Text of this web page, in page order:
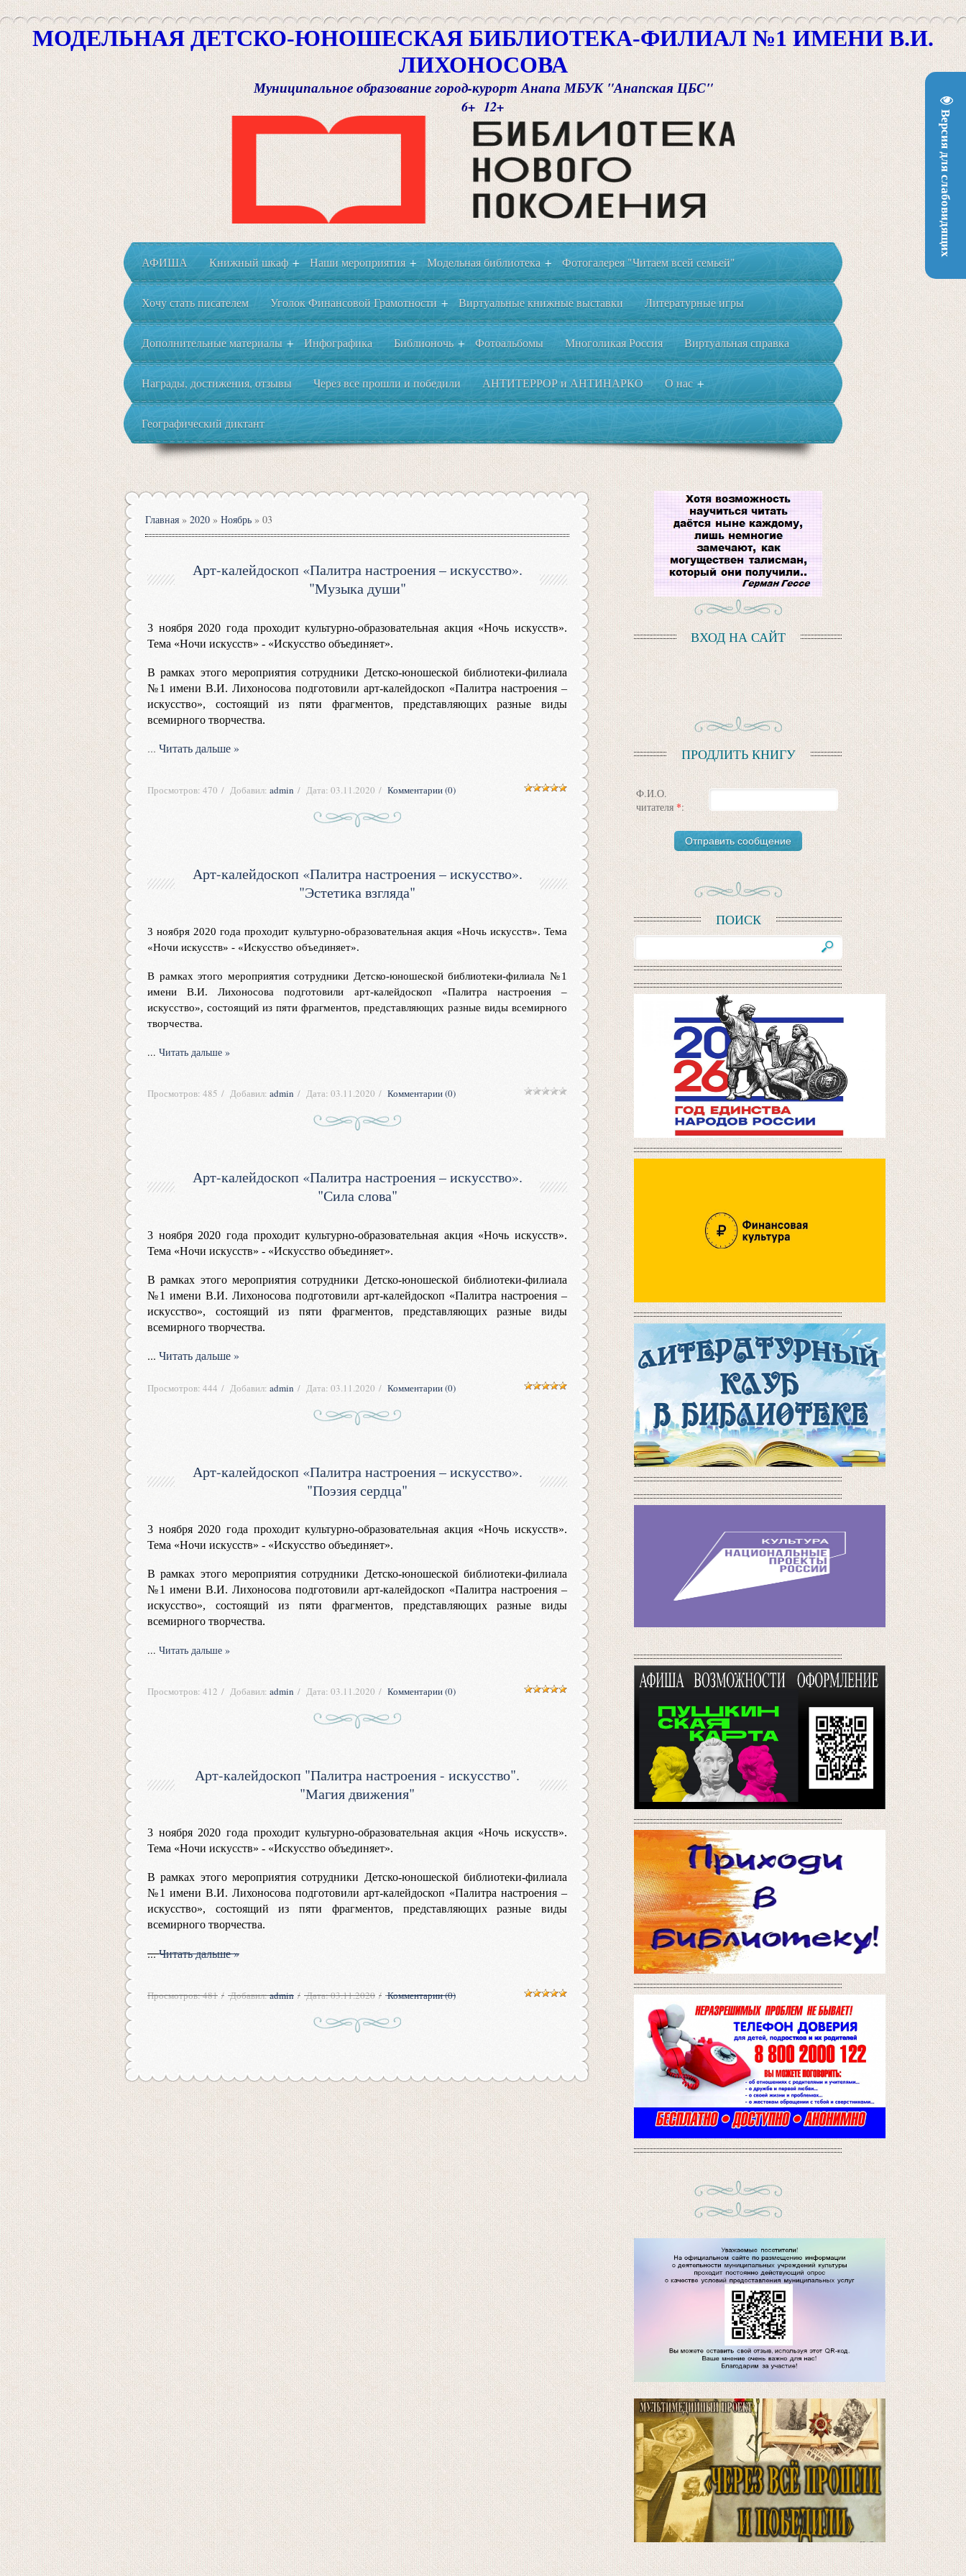
Версия для слабовидящих
МОДЕЛЬНАЯ ДЕТСКО-ЮНОШЕСКАЯ БИБЛИОТЕКА-ФИЛИАЛ №1 ИМЕНИ В.И.
ЛИХОНОСОВА
Муниципальное образование город-курорт Анапа МБУК "Анапская ЦБС"
6+ 12+
АФИША Книжный шкаф + Наши мероприятия + Модельная библиотека + Фотогалерея "Читаем всей семьей"
Хочу стать писателем Уголок Финансовой Грамотности + Виртуальные книжные выставки Литературные игры
Дополнительные материалы + Инфографика Библионочь + Фотоальбомы Многоликая Россия Виртуальная справка
Награды, достижения, отзывы Через все прошли и победили АНТИТЕРРОР и АНТИНАРКО О нас +
Географический диктант
Главная » 2020 » Ноябрь » 03
Арт-калейдоскоп «Палитра настроения – искусство».
"Музыка души"
3 ноября 2020 года проходит культурно-образовательная акция «Ночь искусств».
Тема «Ночи искусств» - «Искусство объединяет».
В рамках этого мероприятия сотрудники Детско-юношеской библиотеки-филиала
№1 имени В.И. Лихоносова подготовили арт-калейдоскоп «Палитра настроения –
искусство», состоящий из пяти фрагментов, представляющих разные виды
всемирного творчества.
... Читать дальше »
Просмотров: 470 Добавил: admin Дата: 03.11.2020 Комментарии (0)
Арт-калейдоскоп «Палитра настроения – искусство».
"Эстетика взгляда"
3 ноября 2020 года проходит культурно-образовательная акция «Ночь искусств». Тема
«Ночи искусств» - «Искусство объединяет».
В рамках этого мероприятия сотрудники Детско-юношеской библиотеки-филиала №1
имени В.И. Лихоносова подготовили арт-калейдоскоп «Палитра настроения –
искусство», состоящий из пяти фрагментов, представляющих разные виды всемирного
творчества.
... Читать дальше »
Просмотров: 485 Добавил: admin Дата: 03.11.2020 Комментарии (0)
Арт-калейдоскоп «Палитра настроения – искусство».
"Сила слова"
3 ноября 2020 года проходит культурно-образовательная акция «Ночь искусств».
Тема «Ночи искусств» - «Искусство объединяет».
В рамках этого мероприятия сотрудники Детско-юношеской библиотеки-филиала
№1 имени В.И. Лихоносова подготовили арт-калейдоскоп «Палитра настроения –
искусство», состоящий из пяти фрагментов, представляющих разные виды
всемирного творчества.
... Читать дальше »
Просмотров: 444 Добавил: admin Дата: 03.11.2020 Комментарии (0)
Арт-калейдоскоп «Палитра настроения – искусство».
"Поэзия сердца"
3 ноября 2020 года проходит культурно-образовательная акция «Ночь искусств».
Тема «Ночи искусств» - «Искусство объединяет».
В рамках этого мероприятия сотрудники Детско-юношеской библиотеки-филиала
№1 имени В.И. Лихоносова подготовили арт-калейдоскоп «Палитра настроения –
искусство», состоящий из пяти фрагментов, представляющих разные виды
всемирного творчества.
... Читать дальше »
Просмотров: 412 Добавил: admin Дата: 03.11.2020 Комментарии (0)
Арт-калейдоскоп "Палитра настроения - искусство".
"Магия движения"
3 ноября 2020 года проходит культурно-образовательная акция «Ночь искусств».
Тема «Ночи искусств» - «Искусство объединяет».
В рамках этого мероприятия сотрудники Детско-юношеской библиотеки-филиала
№1 имени В.И. Лихоносова подготовили арт-калейдоскоп «Палитра настроения –
искусство», состоящий из пяти фрагментов, представляющих разные виды
всемирного творчества.
...Читать дальше »
Просмотров:481 Добавил:admin Дата:03.11.2020 Комментарии (0)
ВХОД НА САЙТ
ПРОДЛИТЬ КНИГУ
Ф.И.О.
читателя *:
ПОИСК